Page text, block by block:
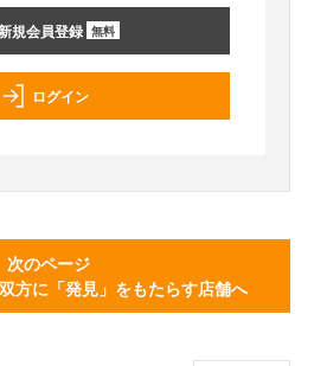
規会員登録 無料
ログイン
次のページ
方に「発見」をもたらす店舗へ